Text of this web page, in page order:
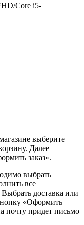
Core i5-
выберите
Далее
заказ».
выбрать
все
доставка или
«Оформить
почту придет письмо